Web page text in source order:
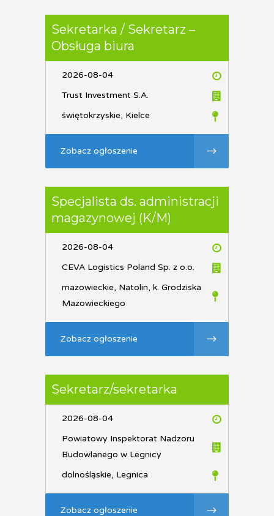
Sekretarka / Sekretarz –
Obsługa biura
2026-08-04
Trust Investment S.A.
świętokrzyskie, Kielce
Zobacz ogłoszenie
Specjalista ds. administracji
magazynowej (K/M)
2026-08-04
CEVA Logistics Poland Sp. z o.o.
mazowieckie, Natolin, k. Grodziska
Mazowieckiego
Zobacz ogłoszenie
Sekretarz/sekretarka
2026-08-04
Powiatowy Inspektorat Nadzoru
Budowlanego w Legnicy
dolnośląskie, Legnica
Zobacz ogłoszenie